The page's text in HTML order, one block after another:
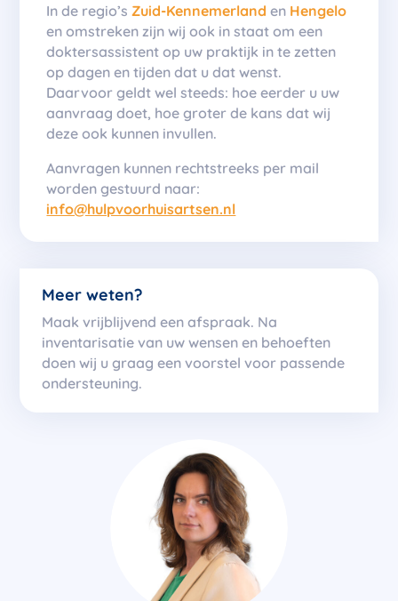
In de regio’s Zuid-Kennemerland en Hengelo
en omstreken zijn wij ook in staat om een
doktersassistent op uw praktijk in te zetten
op dagen en tijden dat u dat wenst.
Daarvoor geldt wel steeds: hoe eerder u uw
aanvraag doet, hoe groter de kans dat wij
deze ook kunnen invullen.
Aanvragen kunnen rechtstreeks per mail
worden gestuurd naar:
info@hulpvoorhuisartsen.nl
Meer weten?
Maak vrijblijvend een afspraak. Na
inventarisatie van uw wensen en behoeften
doen wij u graag een voorstel voor passende
ondersteuning.